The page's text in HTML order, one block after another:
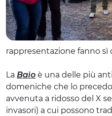
rappresentazione fanno sì
La Baìo è una delle più
domeniche che lo
avvenuta a ridosso del X
invasori) a cui possono